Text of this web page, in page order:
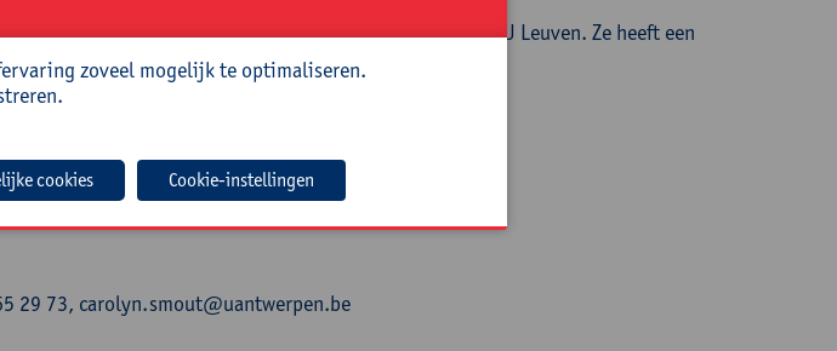
medewerker bij de Educatieve Master Frans – KU Leuven. Ze heeft een
Vita et Pax-college te Schoten.
29 73, carolyn.smout@uantwerpen.be
zoveel mogelijk te optimaliseren.
Cookie-instellingen